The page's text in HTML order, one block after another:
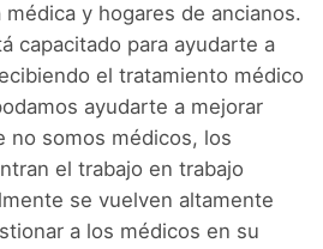
y hogares de ancianos.
capacitado para ayudarte a
el tratamiento médico
ayudarte a mejorar
no somos médicos, los
el trabajo en trabajo
se vuelven altamente
a los médicos en su